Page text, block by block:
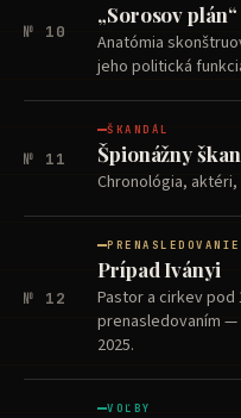
№ 10
„Sorosov plán“
Anatómia
jeho politická
№ 11
ŠKANDÁL
Špionážny
Chronológia,
№ 12
PRENASLEDOVANIE
Prípad Iványi
Pastor a cirkev pod
prenasledovaním —
2025.
VOĽBY